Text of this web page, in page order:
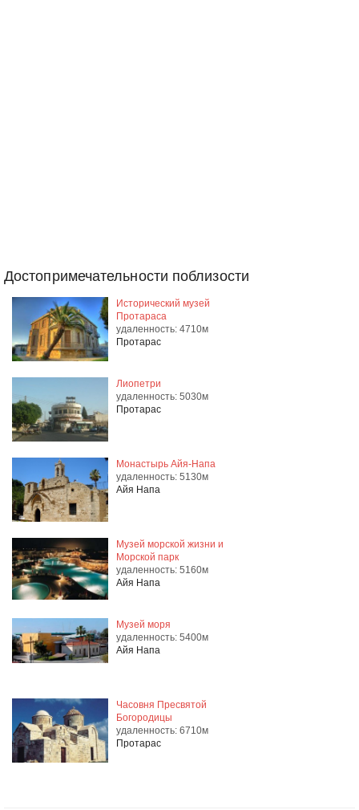
Достопримечательности поблизости
Исторический музей
Протараса
удаленность: 4710м
Протарас
Лиопетри
удаленность: 5030м
Протарас
Монастырь Айя-Напа
удаленность: 5130м
Айя Напа
Музей морской жизни и
Морской парк
удаленность: 5160м
Айя Напа
Музей моря
удаленность: 5400м
Айя Напа
Часовня Пресвятой
Богородицы
удаленность: 6710м
Протарас